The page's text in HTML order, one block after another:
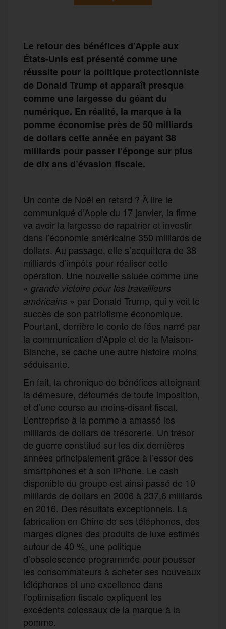
Le retour des bénéfices d’Apple aux
États-Unis est présenté comme une
réussite pour la politique protectionniste
de Donald Trump et apparaît presque
comme une largesse du géant du
numérique. En réalité, la marque à la
pomme économise près de 50 milliards
de dollars cette année en payant 38
milliards pour passer l’éponge sur plus
de dix ans d’évasion fiscale.
Un conte de Noël en retard ? À lire le
communiqué d’Apple du 17 janvier, la firme
va avoir la largesse de rapatrier et investir
dans l’économie américaine 350 milliards de
dollars. Au passage, elle s’acquittera de 38
milliards d’impôts pour réaliser cette
opération. Une nouvelle saluée comme une
« grande victoire pour les travailleurs
américains » par Donald Trump, qui y voit le
succès de son patriotisme économique.
Pourtant, derrière le conte de fées narré par
la communication d’Apple et de la Maison-
Blanche, se cache une autre histoire moins
séduisante.
En fait, la chronique de bénéfices atteignant
la démesure, détournés de toute imposition,
et d’une course au moins-disant fiscal.
L’entreprise à la pomme a amassé les
milliards de dollars de trésorerie. Un trésor
de guerre constitué sur les dix dernières
années principalement grâce à l’essor des
smartphones et à son iPhone. Le cash
disponible du groupe est ainsi passé de 10
milliards de dollars en 2006 à 237,6 milliards
en 2016. Des résultats exceptionnels. La
fabrication en Chine de ses téléphones, des
marges dignes des produits de luxe estimés
autour de 40 %, une politique
d’obsolescence programmée pour pousser
les consommateurs à acheter ses nouveaux
téléphones et une excellence dans
l’optimisation fiscale expliquent les
excédents colossaux de la marque à la
pomme.